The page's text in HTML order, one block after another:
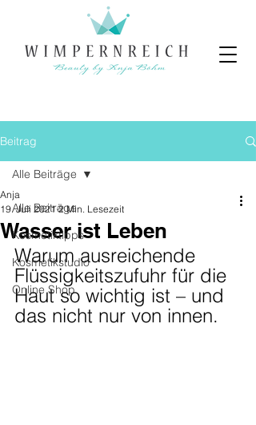
Beitrag
Alle Beiträge
Kosmetiktipps
Kosmetikstudio
Online Shop
Alle Beiträge
Wasser ist Leben
Anja
19. Juli 2021 2 Min. Lesezeit
Warum ausreichende
Flüssigkeitszufuhr für die
Haut so wichtig ist – und
das nicht nur von innen.